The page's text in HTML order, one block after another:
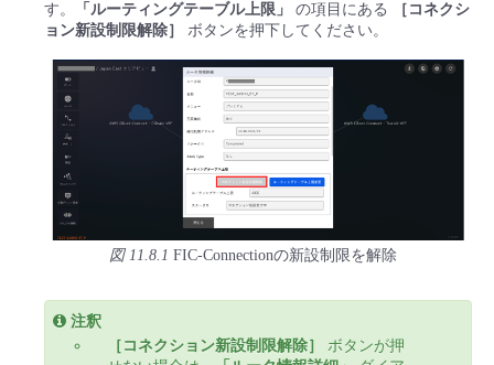
■ 基本構築ガイド
- クラウド / サーバー
- Flexible InterConnect
- Flexible Remote Access
す。
「ルーティングテーブル上限」 の項目にある
［コネクシ
ョン新設制限解除］
ボタンを押下してください。
図 11.8.1 FIC-Connectionの新設制限を解除
注釈
［コネクション新設制限解除］
ボタンが押